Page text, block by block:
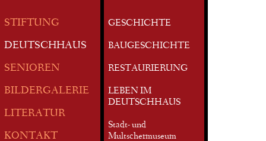
STIFTUNG
DEUTSCHHAUS
SENIOREN
BILDERGALERIE
LITERATUR
KONTAKT
GESCHICHTE
BAUGESCHICHTE
RESTAURIERUNG
LEBEN IM
DEUTSCHHAUS
Stadt- und
Multschermuseum